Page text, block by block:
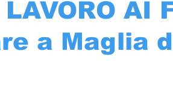
LAVORO AI
a Maglia